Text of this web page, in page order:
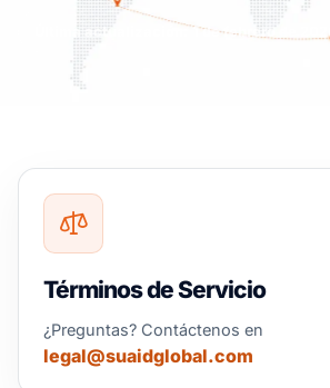
Última actualización: 1 de febrero de 2026
Términos de Servicio
¿Preguntas? Contáctenos en
legal@suaidglobal.com